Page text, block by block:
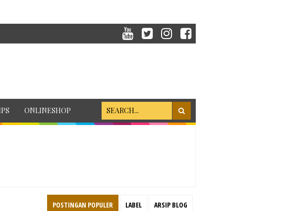
ONLINESHOP
POSTINGAN POPULER LABEL ARSIP BLOG